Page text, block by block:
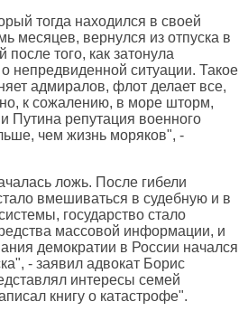
тогда находился в своей
месяцев, вернулся из отпуска в
того, как затонула
непредвиденной ситуации. Такое
адмиралов, флот делает все,
к сожалению, в море шторм,
Путина репутация военного
чем жизнь моряков", -
ложь. После гибели
вмешиваться в судебную и в
государство стало
массовой информации, и
демократии в России начался
- заявил адвокат Борис
интересы семей
книгу о катастрофе".